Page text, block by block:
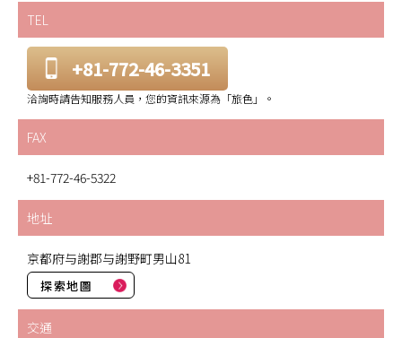
TEL
+81-772-46-3351
洽詢時請告知服務人員，您的資訊來源為「旅色」。
FAX
+81-772-46-5322
地址
京都府与謝郡与謝野町男山81
探索地圖
交通